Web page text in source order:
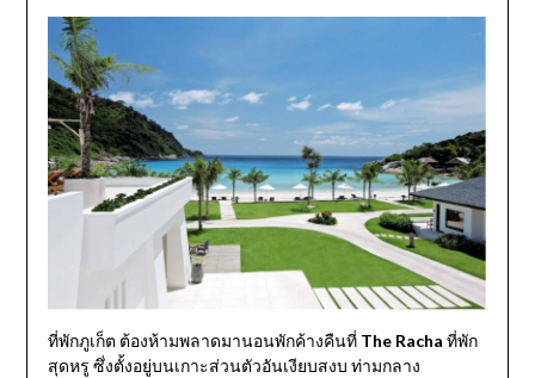
ที่พักภูเก็ต ต้องห้ามพลาดมานอนพักค้างคืนที่ The Racha ที่พัก
สุดหรู ซึ่งตั้งอยู่บนเกาะส่วนตัวอันเงียบสงบ ท่ามกลาง